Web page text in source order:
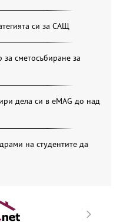
си за САЩ
сметосъбиране за
дела си в eMAG до над
на студентите да